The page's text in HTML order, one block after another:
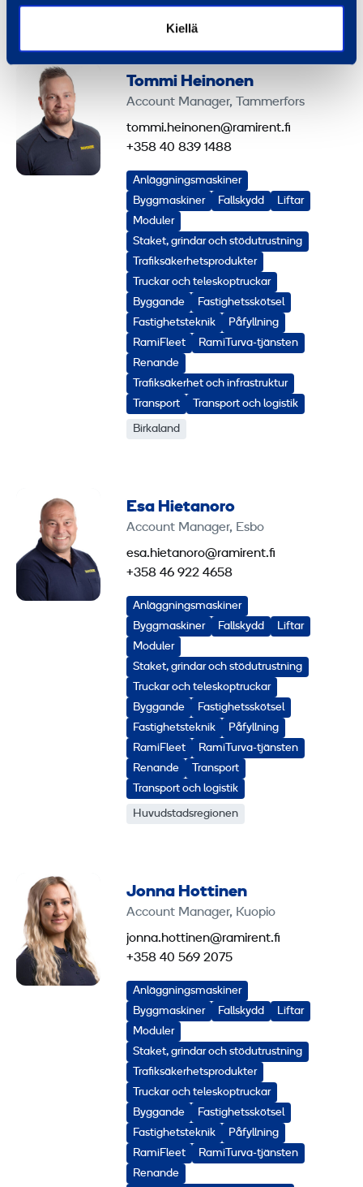
Kiellä
Birkaland
Tommi Heinonen
Account Manager, Tammerfors
tommi.heinonen@ramirent.fi
+358 40 839 1488
Anläggningsmaskiner
Byggmaskiner
Fallskydd
Liftar
Moduler
Staket, grindar och stödutrustning
Trafiksäkerhetsprodukter
Truckar och teleskoptruckar
Byggande
Fastighetsskötsel
Fastighetsteknik
Påfyllning
RamiFleet
RamiTurva-tjänsten
Renande
Trafiksäkerhet och infrastruktur
Transport
Transport och logistik
Birkaland
Esa Hietanoro
Account Manager, Esbo
esa.hietanoro@ramirent.fi
+358 46 922 4658
Anläggningsmaskiner
Byggmaskiner
Fallskydd
Liftar
Moduler
Staket, grindar och stödutrustning
Truckar och teleskoptruckar
Byggande
Fastighetsskötsel
Fastighetsteknik
Påfyllning
RamiFleet
RamiTurva-tjänsten
Renande
Transport
Transport och logistik
Huvudstadsregionen
Jonna Hottinen
Account Manager, Kuopio
jonna.hottinen@ramirent.fi
+358 40 569 2075
Anläggningsmaskiner
Byggmaskiner
Fallskydd
Liftar
Moduler
Staket, grindar och stödutrustning
Trafiksäkerhetsprodukter
Truckar och teleskoptruckar
Byggande
Fastighetsskötsel
Fastighetsteknik
Påfyllning
RamiFleet
RamiTurva-tjänsten
Renande